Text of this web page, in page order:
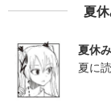
夏
夏休
夏に